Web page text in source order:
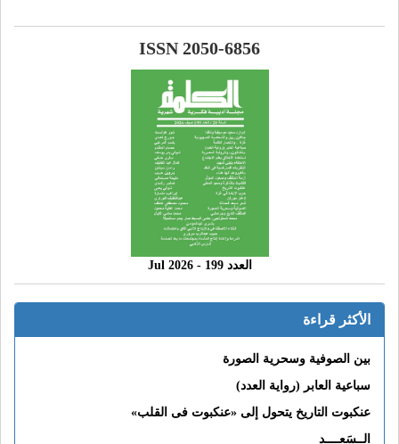
ISSN 2050-6856
العدد 199 - 2026 Jul
الأكثر قراءة
بين الصوفية وسحرية الصورة
سباعية العابر (رواية العدد)
عنكبوت التاريخ يتحول إلى «عنكبوت فى القلب»
الــسَعــــد